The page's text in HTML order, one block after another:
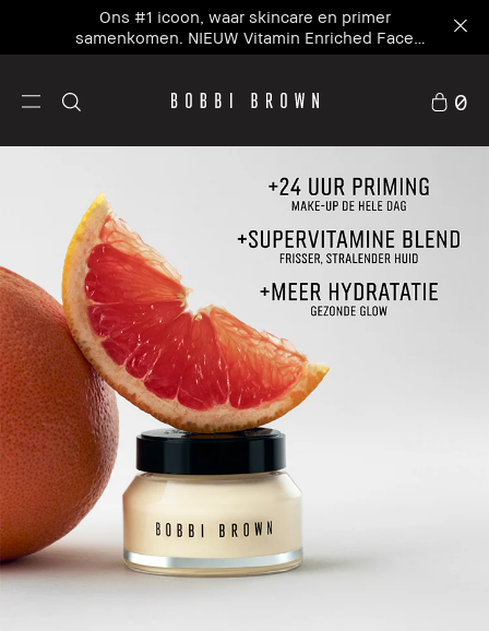
Ons #1 icoon, waar skincare en primer
samenkomen. NIEUW Vitamin Enriched Face
Base+
0